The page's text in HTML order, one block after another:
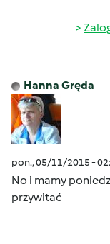
Hanna Gręda
pon., 05/11/2015 -
No i mamy
przywitać